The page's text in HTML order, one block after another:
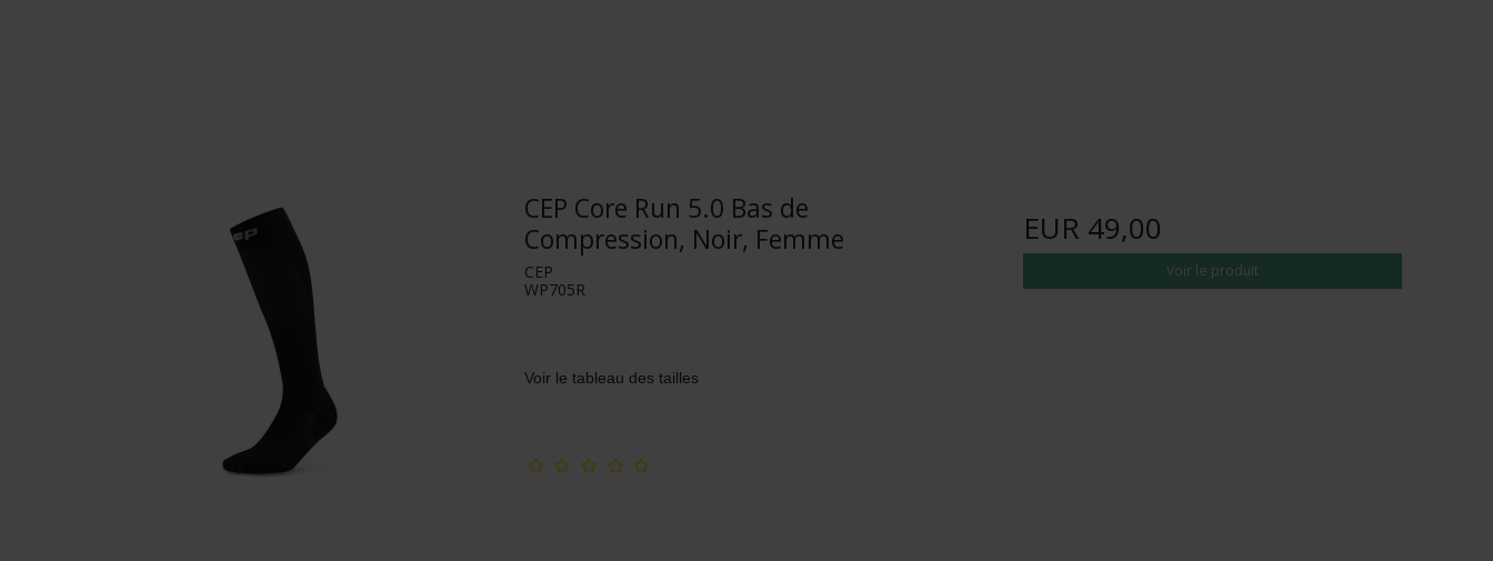
CEP Core Run 5.0 Bas de
Compression, Noir, Femme
CEP
WP705R
Voir le tableau des tailles
EUR 49,00
Voir le produit